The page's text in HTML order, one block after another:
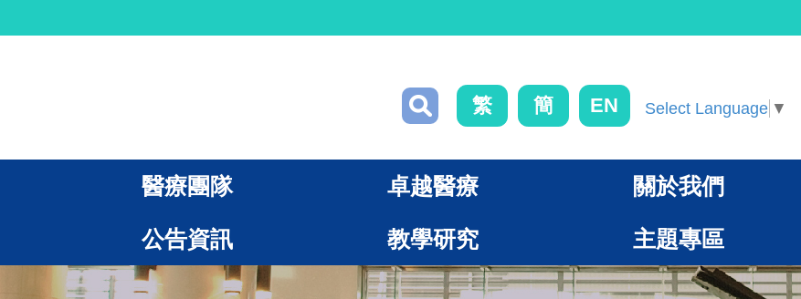
繁 簡 EN Select Language ▼
醫療團隊 卓越醫療 關於我們
公告資訊 教學研究 主題專區